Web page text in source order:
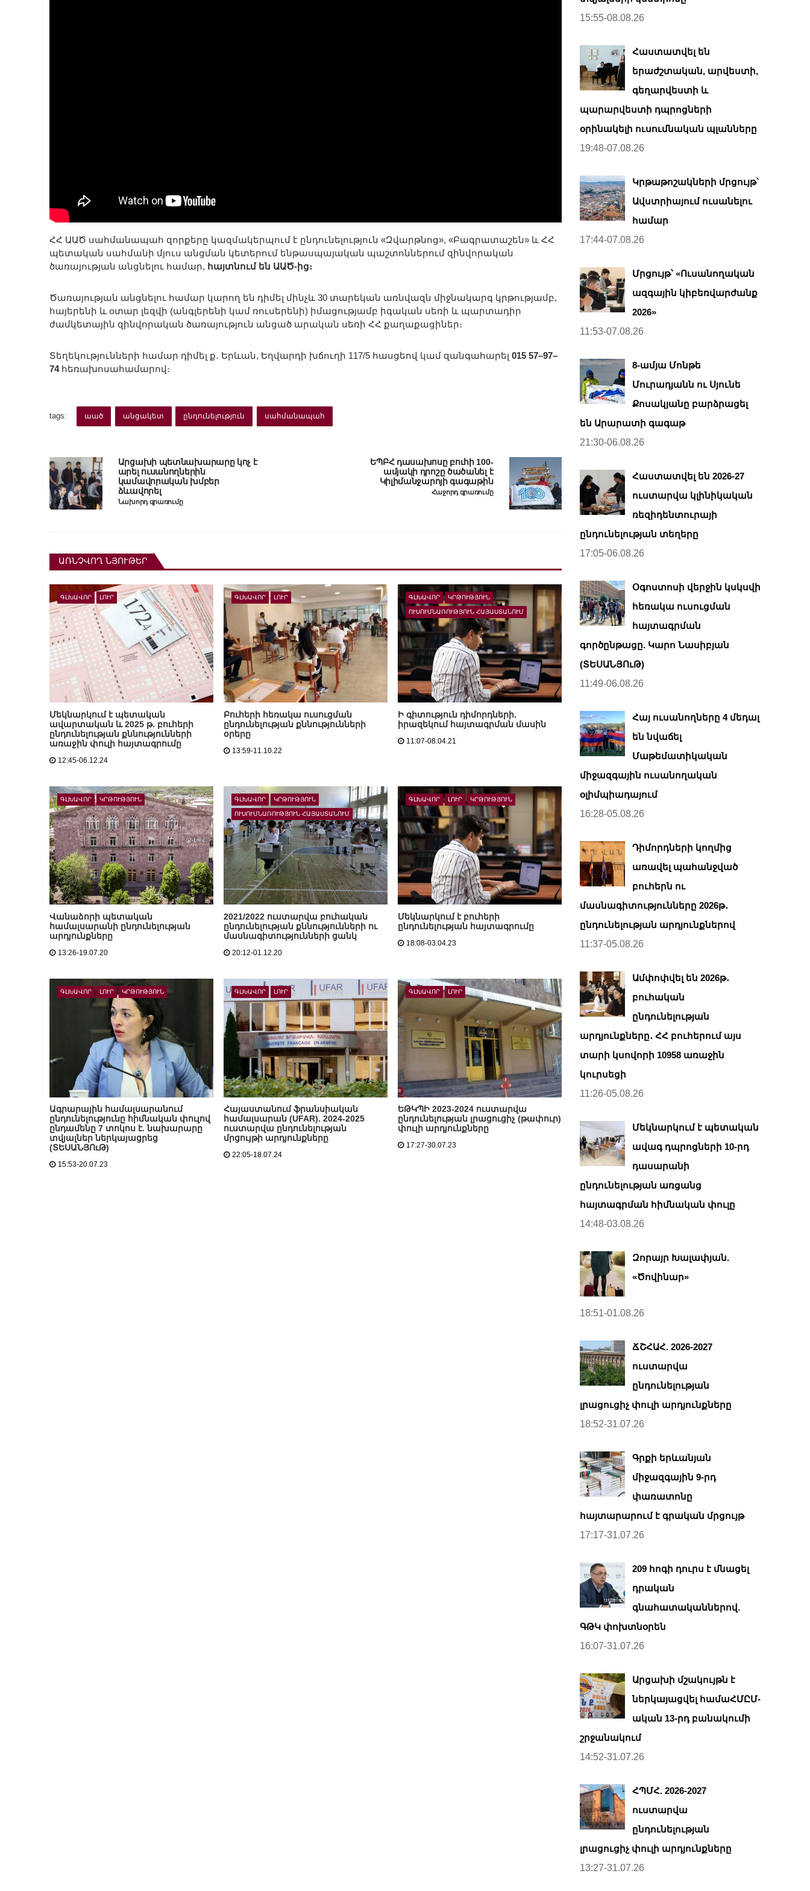
ՀՀ ԱԱԾ սահմանապահ զորքերը կազմակերպում է ընդունելություն «Զվարթնոց», «Բագրատաշեն» և ՀՀ
պետական սահմանի մյուս անցման կետերում ենթասպայական պաշտոններում զինվորական
ծառայության անցնելու համար, հայտնում են ԱԱԾ-ից։
Ծառայության անցնելու համար կարող են դիմել մինչև 30 տարեկան առնվազն միջնակարգ կրթությամբ,
հայերենի և օտար լեզվի (անգլերենի կամ ռուսերենի) իմացությամբ իգական սեռի և պարտադիր
ժամկետային զինվորական ծառայություն անցած արական սեռի ՀՀ քաղաքացիներ։
Տեղեկությունների համար դիմել ք․ Երևան, Եղվարդի խճուղի 117/5 հասցեով կամ զանգահարել 015 57–97–
74հեռախոսահամարով։
tags: աած անցակետ ընդունելություն սահմանապահ
Արցախի պետնախարարը կոչ է
արել ուսանողներին
կամավորական խմբեր
ձևավորել
Նախորդ գրառումը
ԵՊԲՀ դասախոսը բուհի 100-
ամյակի դրոշը ծածանել է
Կիլիմանջարոյի գագաթին
Հաջորդ գրառումը
ԱՌՆՉՎՈՂ ՆՅՈՒԹԵՐ
ԳԼԽԱՎՈՐ ԼՈՒՐ
Մեկնարկում է պետական
ավարտական և 2025 թ. բուհերի
ընդունելության քննությունների
առաջին փուլի հայտագրումը
12:45-06.12.24
ԳԼԽԱՎՈՐ ԼՈՒՐ
Բուհերի հեռակա ուսուցման
ընդունելության քննությունների
օրերը
13:59-11.10.22
ԳԼԽԱՎՈՐ ԿՐԹՈՒԹՅՈՒՆ
ՈՒՍՈՒՄՆԱՌՈՒԹՅՈՒՆ ՀԱՅԱՍՏԱՆՈՒՄ
Ի գիտություն դիմորդների.
իրազեկում հայտագրման մասին
11:07-08.04.21
ԳԼԽԱՎՈՐ ԿՐԹՈՒԹՅՈՒՆ
Վանաձորի պետական
համալսարանի ընդունելության
արդյունքները
13:26-19.07.20
ԳԼԽԱՎՈՐ ԿՐԹՈՒԹՅՈՒՆ
ՈՒՍՈՒՄՆԱՌՈՒԹՅՈՒՆ ՀԱՅԱՍՏԱՆՈՒՄ
2021/2022 ուստարվա բուհական
ընդունելության քննությունների ու
մասնագիտությունների ցանկ
20:12-01.12.20
ԳԼԽԱՎՈՐ ԼՈՒՐ ԿՐԹՈՒԹՅՈՒՆ
Մեկնարկում է բուհերի
ընդունելության հայտագրումը
18:08-03.04.23
ԳԼԽԱՎՈՐ ԼՈՒՐ ԿՐԹՈՒԹՅՈՒՆ
Ագրարային համալսարանում
ընդունելությունը հիմնական փուլով
ընդամենը 7 տոկոս է. նախարարը
տվյալներ ներկայացրեց
(ՏԵՍԱՆՅՈւԹ)
15:53-20.07.23
ԳԼԽԱՎՈՐ ԼՈՒՐ
Հայաստանում ֆրանսիական
համալսարան (UFAR). 2024-2025
ուստարվա ընդունելության
մրցույթի արդյունքները
22:05-18.07.24
ԳԼԽԱՎՈՐ ԼՈՒՐ
ԵԹԿՊԻ 2023-2024 ուստարվա
ընդունելության լրացուցիչ (թափուր)
փուլի արդյունքները
17:27-30.07.23
15:55-08.08.26
Հաստատվել են
երաժշտական, արվեստի,
գեղարվեստի և
պարարվեստի դպրոցների
օրինակելի ուսումնական պլանները
19:48-07.08.26
Կրթաթոշակների մրցույթ՝
Ավստրիայում ուսանելու
համար
17:44-07.08.26
Մրցույթ՝ «Ուսանողական
ազգային կիբեռվարժանք
2026»
11:53-07.08.26
8-ամյա Մոնթե
Մուրադյանն ու Սյունե
Քոսակյանը բարձրացել
են Արարատի գագաթ
21:30-06.08.26
Հաստատվել են 2026-27
ուստարվա կլինիկական
ռեզիդենտուրայի
ընդունելության տեղերը
17:05-06.08.26
Օգոստոսի վերջին կսկսվի
հեռակա ուսուցման
հայտագրման
գործընթացը. Կարո Նասիբյան
(ՏԵՍԱՆՅՈւԹ)
11:49-06.08.26
Հայ ուսանողները 4 մեդալ
են նվաճել
Մաթեմատիկական
միջազգային ուսանողական
օլիմպիադայում
16:28-05.08.26
Դիմորդների կողմից
առավել պահանջված
բուհերն ու
մասնագիտությունները 2026թ․
ընդունելության արդյունքներով
11:37-05.08.26
Ամփոփվել են 2026թ․
բուհական
ընդունելության
արդյունքները․ ՀՀ բուհերում այս
տարի կսովորի 10958 առաջին
կուրսեցի
11:26-05.08.26
Մեկնարկում է պետական
ավագ դպրոցների 10-րդ
դասարանի
ընդունելության առցանց
հայտագրման հիմնական փուլը
14:48-03.08.26
Զորայր Խալափյան.
«Ծովինար»
18:51-01.08.26
ՃՇՀԱՀ. 2026-2027
ուստարվա
ընդունելության
լրացուցիչ փուլի արդյունքները
18:52-31.07.26
Գրքի երևանյան
միջազգային 9-րդ
փառատոնը
հայտարարում է գրական մրցույթ
17:17-31.07.26
209 հոգի դուրս է մնացել
դրական
գնահատականներով.
ԳԹԿ փոխտնօրեն
16:07-31.07.26
Արցախի մշակույթն է
ներկայացվել համաՀՄԸՄ-
ական 13-րդ բանակումի
շրջանակում
14:52-31.07.26
ՀՊՄՀ. 2026-2027
ուստարվա
ընդունելության
լրացուցիչ փուլի արդյունքները
13:27-31.07.26